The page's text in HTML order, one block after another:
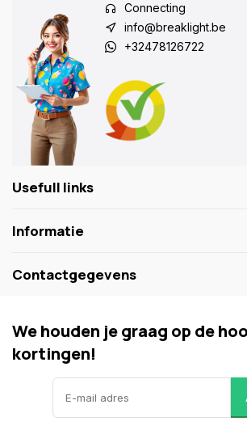
Connecting
info@breaklight.be
+32478126722
Usefull links
Informatie
Contactgegevens
We houden je graag op de
kortingen!